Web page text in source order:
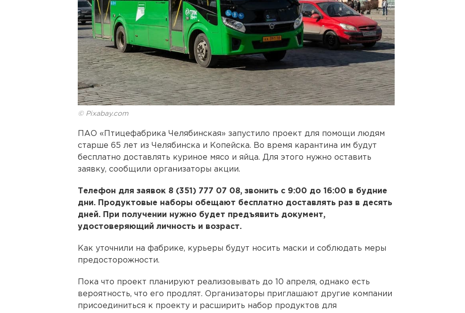
© Pixabay.com
ПАО «Птицефабрика Челябинская» запустило проект для помощи людям
старше 65 лет из Челябинска и Копейска. Во время карантина им будут
бесплатно доставлять куриное мясо и яйца. Для этого нужно оставить
заявку, сообщили организаторы акции.
Телефон для заявок 8 (351) 777 07 08, звонить с 9:00 до 16:00 в будние
дни. Продуктовые наборы обещают бесплатно доставлять раз в десять
дней. При получении нужно будет предъявить документ,
удостоверяющий личность и возраст.
Как уточнили на фабрике, курьеры будут носить маски и соблюдать меры
предосторожности.
Пока что проект планируют реализовывать до 10 апреля, однако есть
вероятность, что его продлят. Организаторы приглашают другие компании
присоединиться к проекту и расширить набор продуктов для